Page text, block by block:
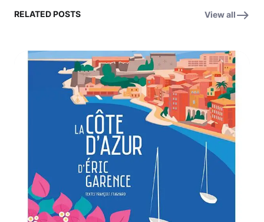
RELATED POSTS View all